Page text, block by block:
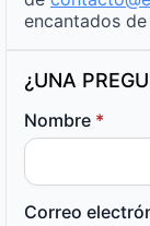
encantados
¿UNA
Nombre *
Correo